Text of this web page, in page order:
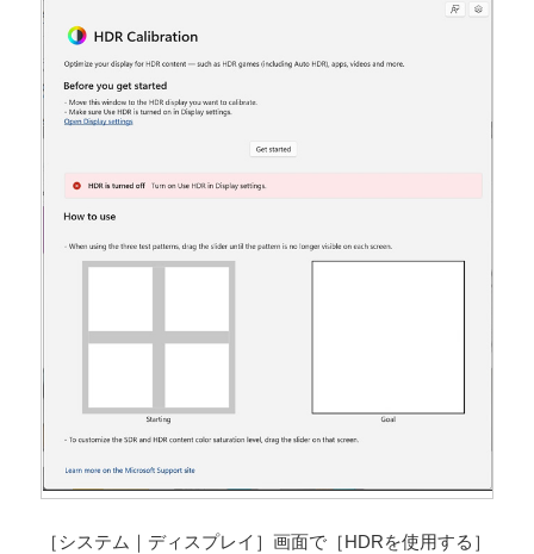
［システム｜ディスプレイ］画面で［HDRを使用する］